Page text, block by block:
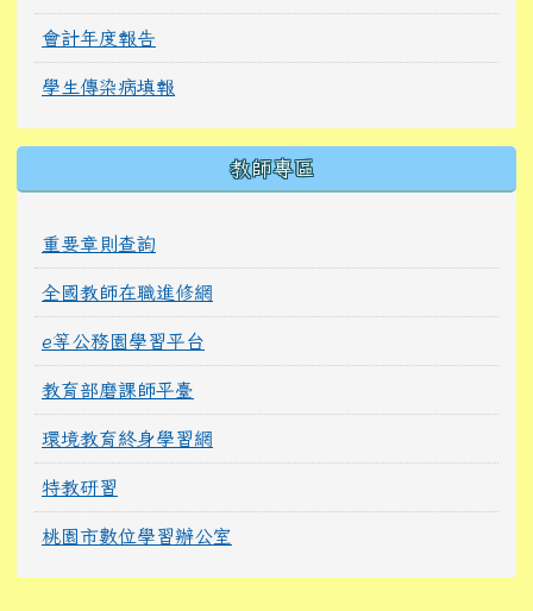
會計年度報告
學生傳染病填報
教師專區
重要章則查詢
全國教師在職進修網
e等公務園學習平台
教育部磨課師平臺
環境教育終身學習網
特教研習
桃園市數位學習辦公室